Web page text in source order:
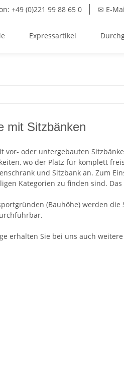
+49 (0)221 99 88 65 0 ✉ E-
Expressartikel
mit Sitzbänken
vor- oder untergebauten
wo der Platz für komplett
und Sitzbank an. Zum
Kategorien zu finden sind.
(Bauhöhe) werden
erhalten Sie bei uns auch